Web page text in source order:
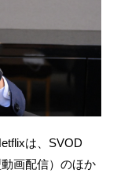
は、SVOD
動画配信）のほか